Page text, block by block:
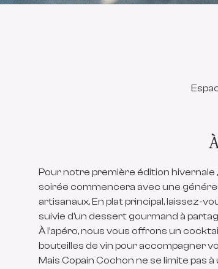
Pour notre première édition hivernale
soirée commencera avec une
artisanaux. En plat principal, laissez-
suivie d’un dessert gourmand à
À l’apéro, nous vous offrons un
bouteilles de vin pour accompagner
Mais Copain Cochon ne se limite pas